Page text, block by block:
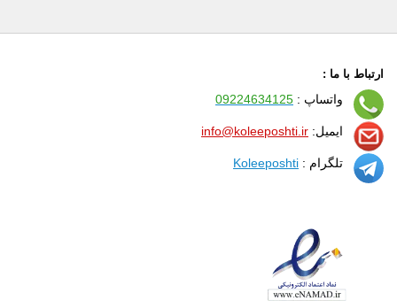
ارتباط با ما :
واتساپ : 09224634125
ایمیل: info@koleeposhti.ir
تلگرام : Koleeposhti